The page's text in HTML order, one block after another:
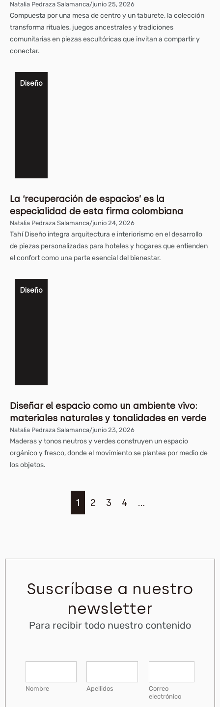
Natalia Pedraza Salamanca/junio 25, 2026
Compuesta por una mesa de centro y un taburete, la colección
transforma rituales, juegos ancestrales y tradiciones
comunitarias en piezas escultóricas que invitan a compartir y
conectar.
Diseño
La ‘recuperación de espacios’ es la
especialidad de esta firma colombiana
Natalia Pedraza Salamanca/junio 24, 2026
Tahí Diseño integra arquitectura e interiorismo en el desarrollo
de piezas personalizadas para hoteles y hogares que entienden
el confort como una parte esencial del bienestar.
Diseño
Diseñar el espacio como un ambiente vivo:
materiales naturales y tonalidades en verde
Natalia Pedraza Salamanca/junio 23, 2026
Maderas y tonos neutros y verdes construyen un espacio
orgánico y fresco, donde el movimiento se plantea por medio de
los objetos.
1 2 3 4 …
Suscríbase a nuestro
newsletter
Para recibir todo nuestro contenido
m
b
Nombre Apellidos
C
r
r
e
Correo
electrónico